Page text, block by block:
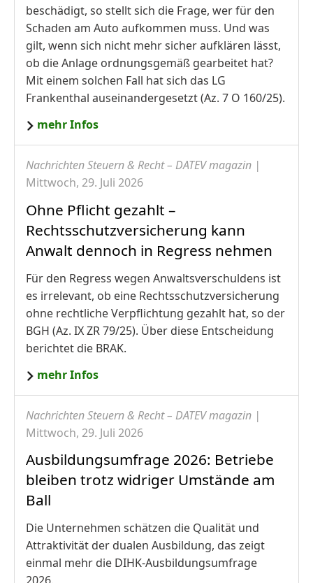
beschädigt, so stellt sich die Frage, wer für den
Schaden am Auto aufkommen muss. Und was
gilt, wenn sich nicht mehr sicher aufklären lässt,
ob die Anlage ordnungsgemäß gearbeitet hat?
Mit einem solchen Fall hat sich das LG
Frankenthal auseinandergesetzt (Az. 7 O 160/25).
mehr Infos
Nachrichten Steuern & Recht – DATEV magazin |
Mittwoch, 29. Juli 2026
Ohne Pflicht gezahlt –
Rechtsschutzversicherung kann
Anwalt dennoch in Regress nehmen
Für den Regress wegen Anwaltsverschuldens ist
es irrelevant, ob eine Rechtsschutzversicherung
ohne rechtliche Verpflichtung gezahlt hat, so der
BGH (Az. IX ZR 79/25). Über diese Entscheidung
berichtet die BRAK.
mehr Infos
Nachrichten Steuern & Recht – DATEV magazin |
Mittwoch, 29. Juli 2026
Ausbildungsumfrage 2026: Betriebe
bleiben trotz widriger Umstände am
Ball
Die Unternehmen schätzen die Qualität und
Attraktivität der dualen Ausbildung, das zeigt
einmal mehr die DIHK-Ausbildungsumfrage